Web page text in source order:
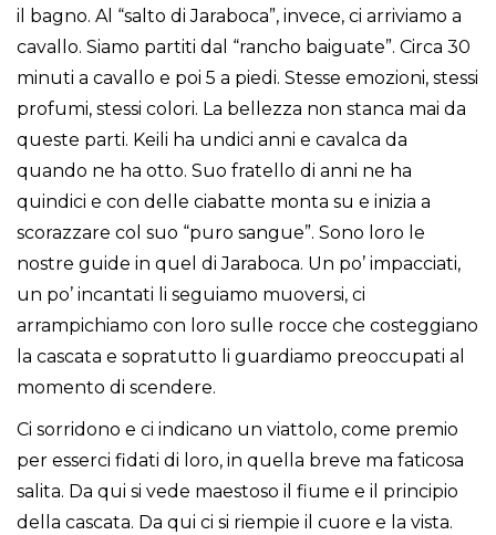
il bagno. Al “salto di Jaraboca”, invece, ci arriviamo a
cavallo. Siamo partiti dal “rancho baiguate”. Circa 30
minuti a cavallo e poi 5 a piedi. Stesse emozioni, stessi
profumi, stessi colori. La bellezza non stanca mai da
queste parti. Keili ha undici anni e cavalca da
quando ne ha otto. Suo fratello di anni ne ha
quindici e con delle ciabatte monta su e inizia a
scorazzare col suo “puro sangue”. Sono loro le
nostre guide in quel di Jaraboca. Un po’ impacciati,
un po’ incantati li seguiamo muoversi, ci
arrampichiamo con loro sulle rocce che costeggiano
la cascata e sopratutto li guardiamo preoccupati al
momento di scendere.
Ci sorridono e ci indicano un viattolo, come premio
per esserci fidati di loro, in quella breve ma faticosa
salita. Da qui si vede maestoso il fiume e il principio
della cascata. Da qui ci si riempie il cuore e la vista.